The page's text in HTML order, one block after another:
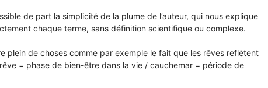
de part la simplicité de la plume de l’auteur, qui nous explique
chaque terme, sans définition scientifique ou complexe.
plein de choses comme par exemple le fait que les rêves reflètent
= phase de bien-être dans la vie / cauchemar = période de